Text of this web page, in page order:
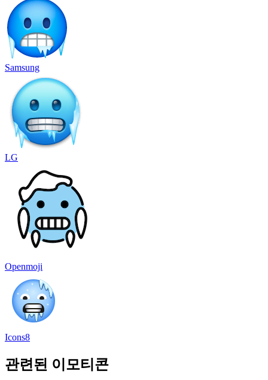
Samsung
LG
Openmoji
Icons8
관련된 이모티콘